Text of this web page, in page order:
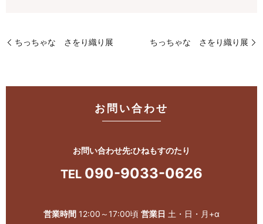
ちっちゃな さをり織り展 ちっちゃな さをり織り展
お問い合わせ
お問い合わせ先:ひねもすのたり
TEL 090-9033-0626
営業時間 12:00～17:00頃 営業日 土・日・月+α